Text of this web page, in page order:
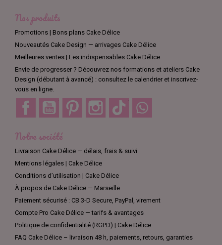
Nos produits
Promotions | Bons plans Cake Délice
Nouveautés Cake Design — arrivages Cake Délice
Meilleures ventes | Les indispensables Cake Délice
Envie de progresser ? Découvrez nos formations et ateliers Cake
Design (débutant à avancé) : consultez le calendrier et inscrivez-
vous en ligne.
Facebook YouTube Pinterest Instagram TikTok
Notre société
Livraison Cake Délice — délais, frais & suivi
Mentions légales | Cake Délice
Conditions d’utilisation | Cake Délice
À propos de Cake Délice — Marseille
Paiement sécurisé : CB 3-D Secure, PayPal, virement
Compte Pro Cake Délice — tarifs & avantages
Politique de confidentialité (RGPD) | Cake Délice
FAQ Cake Délice – livraison 48 h, paiements, retours, garanties